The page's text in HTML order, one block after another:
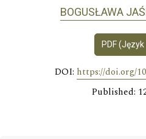
BOGUSŁAWA
PDF
DOI: https://doi.org/
Published: